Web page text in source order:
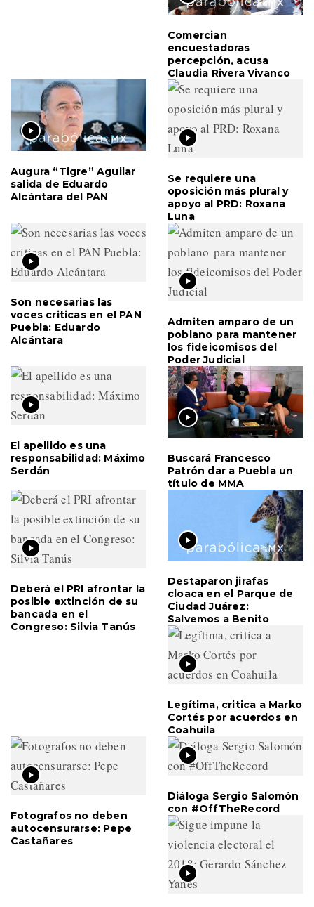
Comercian
encuestadoras
percepción, acusa
Claudia Rivera Vivanco
Augura “Tigre” Aguilar
salida de Eduardo
Alcántara del PAN
Se requiere una
oposición más plural y
apoyo al PRD: Roxana
Luna
Son necesarias las
voces criticas en el PAN
Puebla: Eduardo
Alcántara
Admiten amparo de un
poblano para mantener
los fideicomisos del
Poder Judicial
El apellido es una
responsabilidad: Máximo
Serdán
Buscará Francesco
Patrón dar a Puebla un
título de MMA
Deberá el PRI afrontar la
posible extinción de su
bancada en el
Congreso: Silvia Tanús
Destaparon jirafas
cloaca en el Parque de
Ciudad Juárez:
Salvemos a Benito
Legítima, critica a Marko
Cortés por acuerdos en
Coahuila
Fotografos no deben
autocensurarse: Pepe
Castañares
Diáloga Sergio Salomón
con #OffTheRecord